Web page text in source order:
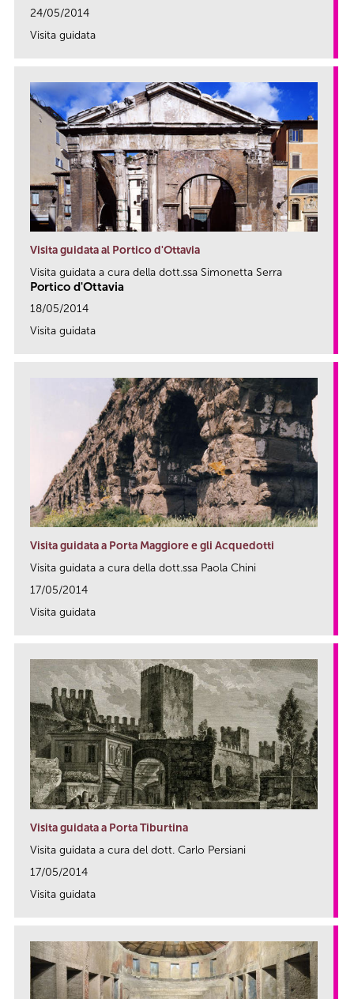
24/05/2014
Visita guidata
Visita guidata al Portico d'Ottavia
Visita guidata a cura della dott.ssa Simonetta Serra
Portico d'Ottavia
18/05/2014
Visita guidata
Visita guidata a Porta Maggiore e gli Acquedotti
Visita guidata a cura della dott.ssa Paola Chini
17/05/2014
Visita guidata
Visita guidata a Porta Tiburtina
Visita guidata a cura del dott. Carlo Persiani
17/05/2014
Visita guidata